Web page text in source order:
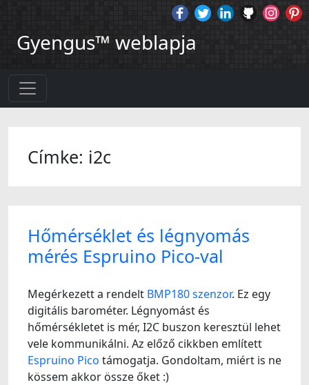
Gyengus™ weblapja
Címke: i2c
Hőmérséklet és légnyomás
mérés Espruino Pico-val
Megérkezett a rendelt BMP180 szenzor. Ez egy
digitális barométer. Légnyomást és
hőmérsékletet is mér, I2C buszon keresztül lehet
vele kommunikálni. Az előző cikkben említett
Espruino Pico támogatja. Gondoltam, miért is ne
kössem akkor össze őket :)